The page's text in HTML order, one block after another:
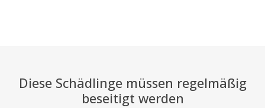
Diese Schädlinge müssen regelmäßig
beseitigt werden